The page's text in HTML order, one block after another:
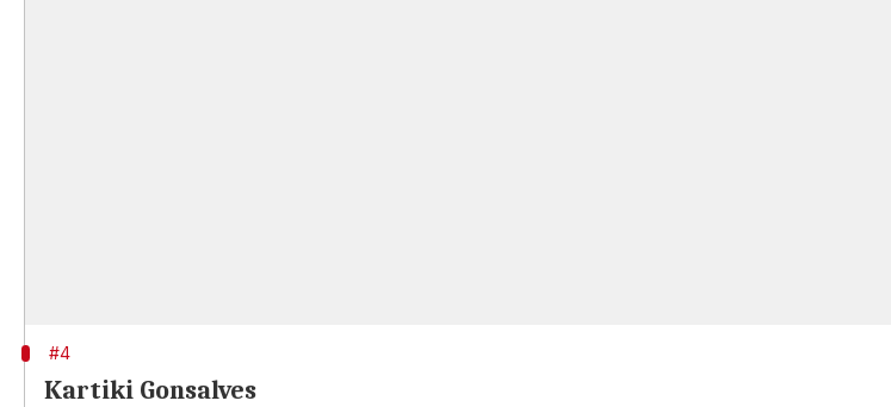
#4
Kartiki Gonsalves